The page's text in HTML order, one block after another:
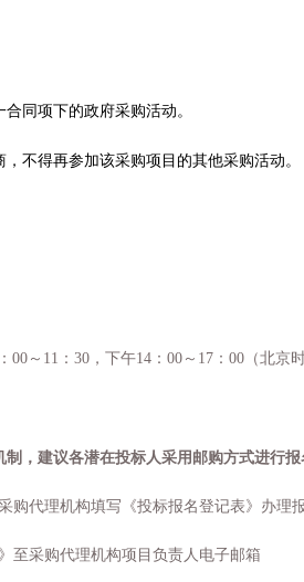
同项下的政府采购活动。
不得再参加该采购项目的其他采购活动。
： 00 ～ 11 ： 30 ，下午14 ： 00 ～ 17 ： 00 （北京
，建议各潜在投标人采用邮购方式进行报
代理机构填写《投标报名登记表》办理报
至采购代理机构项目负责人电子邮箱